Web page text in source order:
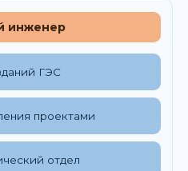
инженер
ГЭС
проектами
отдел